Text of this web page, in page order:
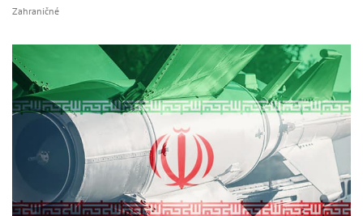
Zahraničné